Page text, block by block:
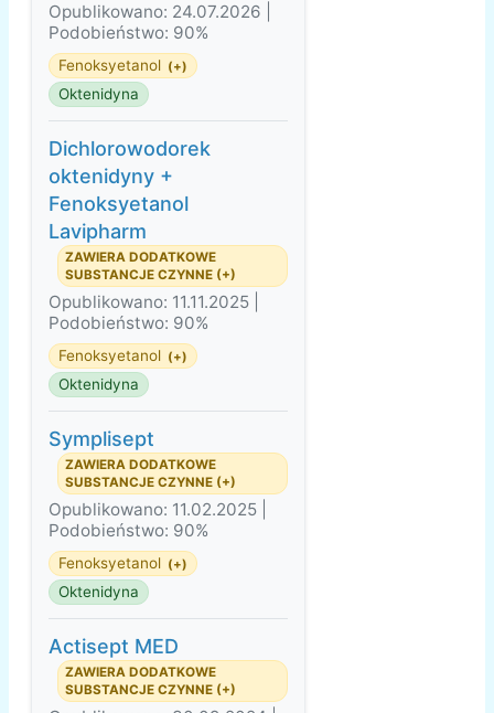
Opublikowano: 24.07.2026 |
Podobieństwo: 90%
Fenoksyetanol (+)
Oktenidyna
Dichlorowodorek
oktenidyny +
Fenoksyetanol
Lavipharm
ZAWIERA DODATKOWE
SUBSTANCJE CZYNNE (+)
Opublikowano: 11.11.2025 |
Podobieństwo: 90%
Fenoksyetanol (+)
Oktenidyna
Symplisept
ZAWIERA DODATKOWE
SUBSTANCJE CZYNNE (+)
Opublikowano: 11.02.2025 |
Podobieństwo: 90%
Fenoksyetanol (+)
Oktenidyna
Actisept MED
ZAWIERA DODATKOWE
SUBSTANCJE CZYNNE (+)